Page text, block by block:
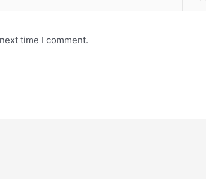
time I comment.